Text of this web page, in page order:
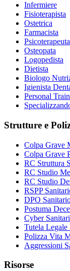
Infermiere
Fisioterapista
Ostetrica
Farmacista
Psicoterapeuta
Osteopata
Logopedista
Dietista
Biologo
Igienista
Personal
Strutture e
Colpa Grave
Colpa Grave
RC Struttura
RC Studio
RC Studio
RSPP
DPO
Postuma
Cyber
Tutela
Polizza Vita
Aggressioni
Risorse